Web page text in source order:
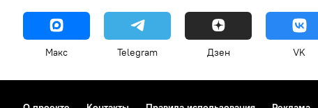
Макс Telegram Дзен VK